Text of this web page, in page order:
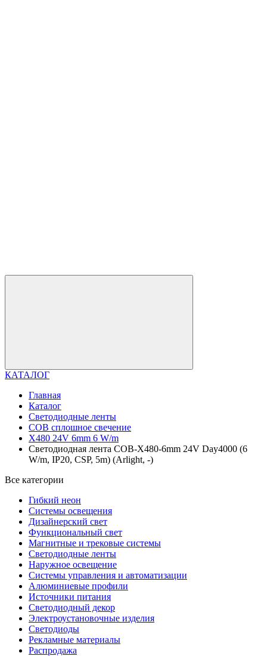
КАТАЛОГ
Главная
Каталог
Светодиодные ленты
COB сплошное свечение
X480 24V 6mm 6 W/m
Светодиодная лента COB-X480-6mm 24V Day4000 (6
W/m, IP20, CSP, 5m) (Arlight, -)
Все категории
Гибкий неон
Системы освещения
Дизайнерский свет
Функциональный свет
Магнитные и трековые системы
Светодиодные ленты
Наружное освещение
Системы управления и автоматизации
Алюминиевые профили
Источники питания
Светодиодный декор
Электроустановочные изделия
Светодиоды
Рекламные материалы
Распродажа